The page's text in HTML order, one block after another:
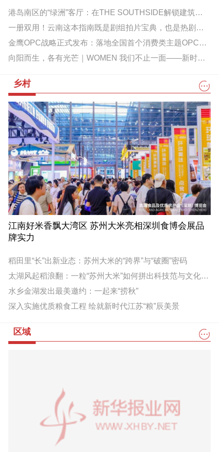
港岛南区的“绿洲”客厅：在THE SOUTHSIDE解锁建筑特色、艺术文化与滨海生活
一册双用！云南这本指南既是剧组拍片宝典，也是热剧旅游攻略
金鹰OPC战略正式发布：落地全国首个消费类主题OPC社区，首创“OPC+认股权” 重构商业新生态！
向阳而生，各有光芒｜WOMEN 我们不止一面——新时代南京女性的清醒与温柔
乡村
江南好米香飘大湾区 苏州大米亮相深圳食博会展品
牌实力
稻田里“长”出新业态：苏州大米的“跨界”与“破圈”密码
太湖风起稻浪翻：一粒“苏州大米”如何拼出科技范与文化味？
水乡金湖发出最美邀约：一起来“捞秋”
深入实施优质粮食工程 绘就新时代江苏“粮”辰美景
区域